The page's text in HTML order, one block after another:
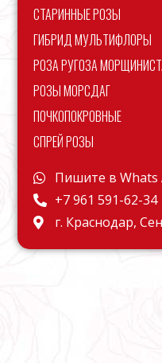
СТАРИННЫЕ РОЗЫ
ГИБРИД МУЛЬТИФЛОРЫ
РОЗА РУГОЗА
РОЗЫ МОРСДАГ
ПОЧКОПОКРОВНЫЕ
СПРЕЙ РОЗЫ
Пишите в Whats
+7 961 591-62-34
г. Краснодар,